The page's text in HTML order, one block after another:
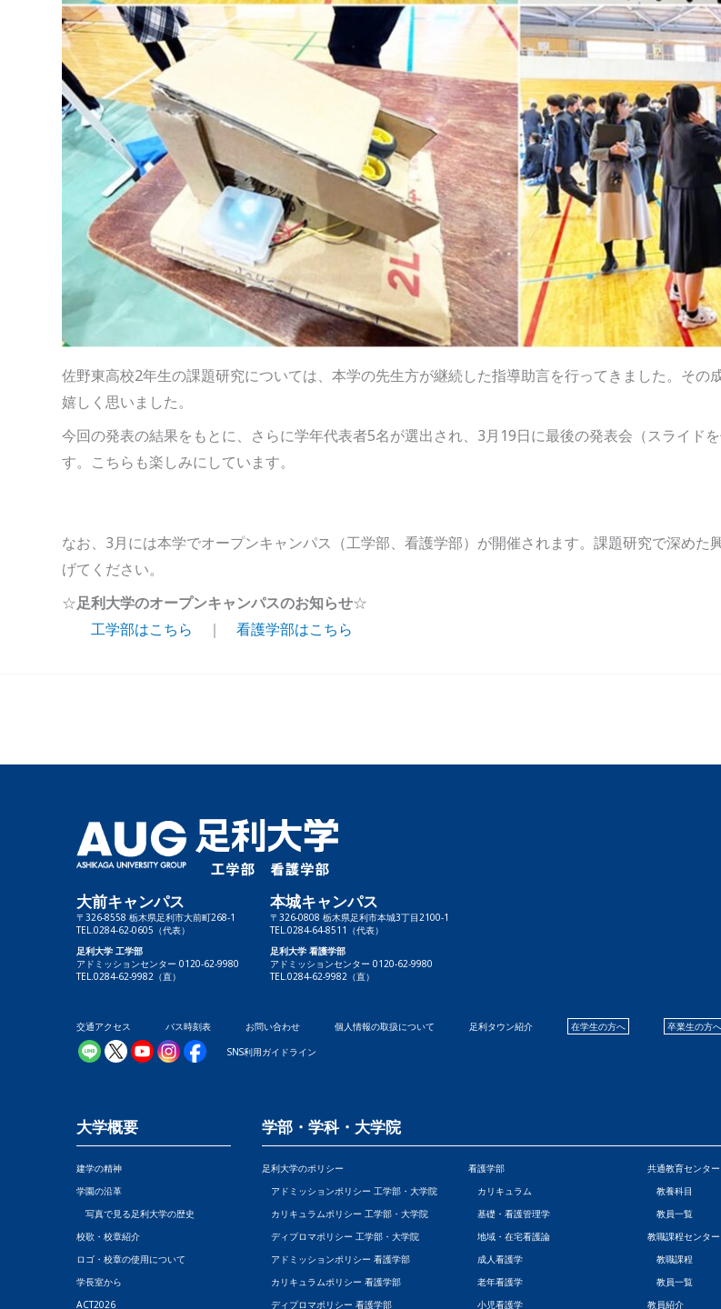
佐野東高校2年生の課題研究については、本学の先生方が継続した指導助言を行ってきました。その
嬉しく思いました。
今回の発表の結果をもとに、さらに学年代表者5名が選出され、3月19日に最後の発表会（スライド
す。こちらも楽しみにしています。
なお、3月には本学でオープンキャンパス（工学部、看護学部）が開催されます。課題研究で深めた
げてください。
☆足利大学のオープンキャンパスのお知らせ☆
工学部はこちら ｜ 看護学部はこちら
大前キャンパス
〒326-8558 栃木県足利市大前町268-1
TEL.0284-62-0605（代表）
足利大学 工学部
アドミッションセンター 0120-62-9980
TEL.0284-62-9982（直）
本城キャンパス
〒326-0808 栃木県足利市本城3丁目2100-1
TEL.0284-64-8511（代表）
足利大学 看護学部
アドミッションセンター 0120-62-9980
TEL.0284-62-9982（直）
交通アクセス バス時刻表 お問い合わせ 個人情報の取扱について 足利タウン紹介 在学生の方へ 卒業生の方へ
SNS利用ガイドライン
大学概要
建学の精神
学園の沿革
写真で見る足利大学の歴史
校歌・校章紹介
ロゴ・校章の使用について
学長室から
ACT2026
学部・学科・大学院
足利大学のポリシー
アドミッションポリシー 工学部・大学院
カリキュラムポリシー 工学部・大学院
ディプロマポリシー 工学部・大学院
アドミッションポリシー 看護学部
カリキュラムポリシー 看護学部
ディプロマポリシー 看護学部
看護学部
カリキュラム
基礎・看護管理学
地域・在宅看護論
成人看護学
老年看護学
小児看護学
共通教育センター
教養科目
教員一覧
教職課程センター
教職課程
教員一覧
教員紹介